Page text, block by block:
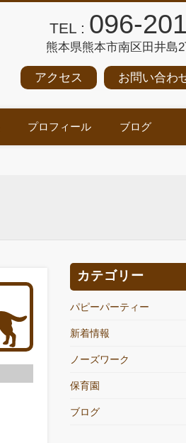
TEL : 096-
熊本県熊本市南区田井島
お問い合わ
アクセス
プロフィール ブログ
カテゴリー
パピーパーティー
新着情報
ノーズワーク
保育園
ブログ